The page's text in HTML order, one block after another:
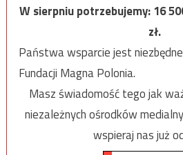
W sierpniu potrzebujemy:16
zł.
Państwa wsparcie jest
Fundacji Magna Polonia.
Masz świadomość tego jak
niezależnych ośrodków
wspieraj nas już